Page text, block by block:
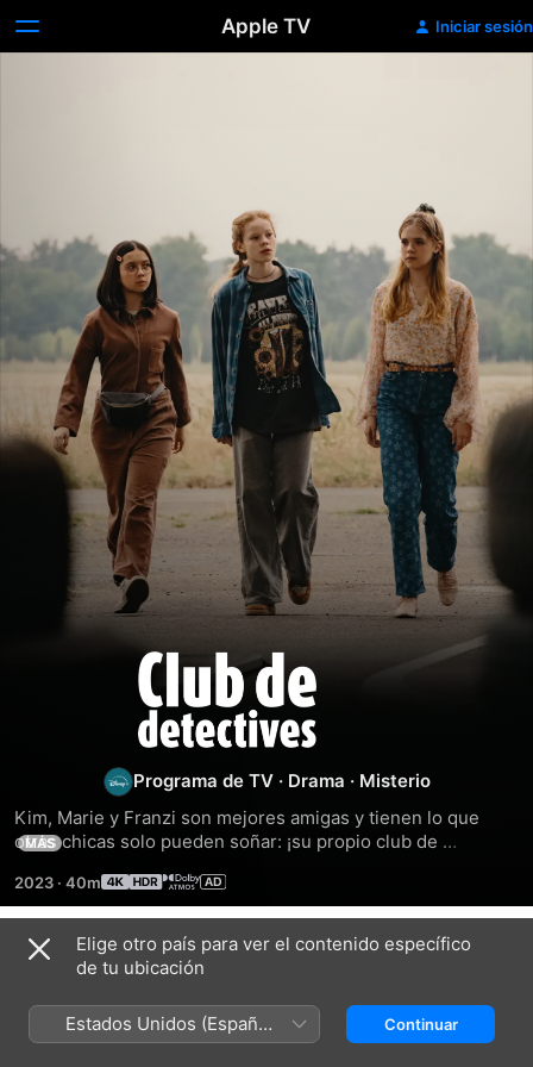
Apple TV Iniciar sesión
Club
de
detectives
Programa de TV · Drama · Misterio
Kim, Marie y Franzi son mejores amigas y tienen lo que
otras chicas solo pueden soñar: ¡su propio club de
problemas con sus padres, un caso de chantaje, robo o
acoso cibernético, no hay misterio que la inteligente pero a
menudo terca Kim, la deportiva y segura de sí misma Franzi
y la elegante y versátil Marie no puedan resolver. Sus
resuelven todos los casos y siempre se apoyan
mutuamente. Algunas secuencias o patrones de luces
MÁS
2023 · 40m
Temporada 1
Elige otro país para ver el contenido específico
de tu ubicación
Estados Unidos (Español
México)
Continuar